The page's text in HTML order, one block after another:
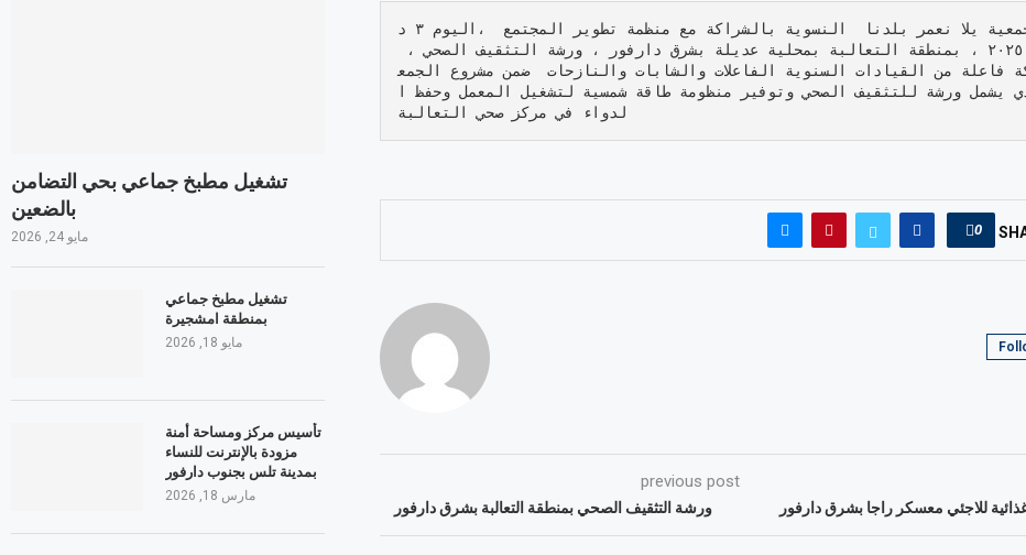
نظمت جمعية يلا نعمر بلدنا  النسوية بالشراكة مع منظمة تطوير المجتمع  ،اليوم ٣ د
فاعلة من القيادات السنوية الفاعلات والشابات والنازحات  ضمن مشروع الجمع
يشمل ورشة للتثقيف الصحي وتوفير منظومة طاقة شمسية لتشغيل المعمل وحفظ ا
لدواء في مركز صحي التعالبة
0
previous post
ورشة التثقيف الصحي بمنطقة التعالبة بشرق دارفور للاجئي معسكر راجا بشرق دارفور
تشغيل مطبخ جماعي بحي التضامن
بالضعين
مايو 24, 2026
تشغيل مطبخ جماعي
بمنطقة امشجيرة
مايو 18, 2026
تأسيس مركز ومساحة أمنة
مزودة بالإنترنت للنساء
بمدينة تلس بجنوب دارفور
مارس 18, 2026